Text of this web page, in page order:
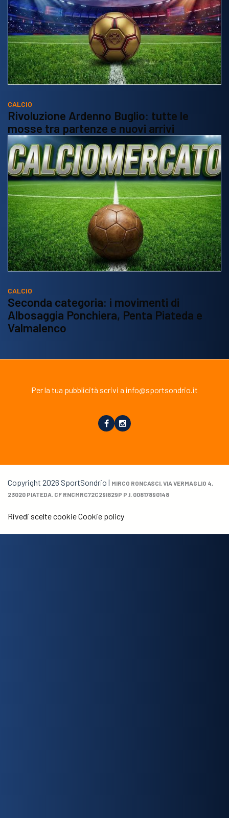
CALCIO
Rivoluzione Ardenno Buglio: tutte le
mosse tra partenze e nuovi arrivi
CALCIO
Seconda categoria: i movimenti di
Albosaggia Ponchiera, Penta Piateda e
Valmalenco
Per la tua pubblicità scrivi a info@sportsondrio.it
Copyright 2026 SportSondrio | MIRCO RONCASCI, VIA VERMAGLIO 4,
23020 PIATEDA. CF RNCMRC72C29I829P P.I. 00817890148
Rivedi scelte cookieCookie policy